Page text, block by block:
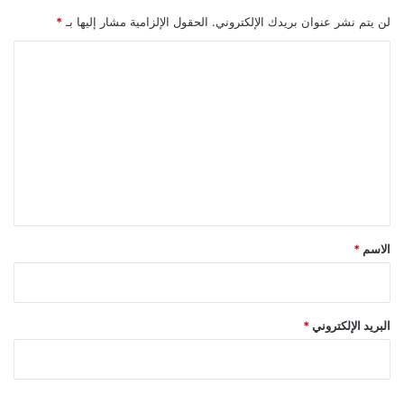
لن يتم نشر عنوان بريدك الإلكتروني. الحقول الإلزامية مشار إليها بـ *
*
الاسم *
البريد الإلكتروني *